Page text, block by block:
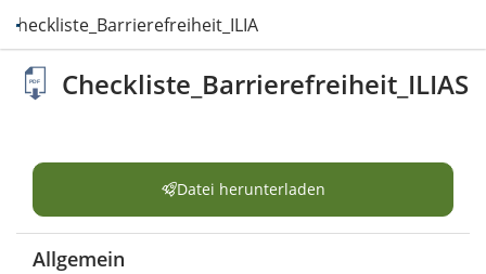
Checkliste_Barrierefreiheit_ILIAS.pdf
Checkliste_Barrierefreiheit_ILIAS
Datei herunterladen
Allgemein